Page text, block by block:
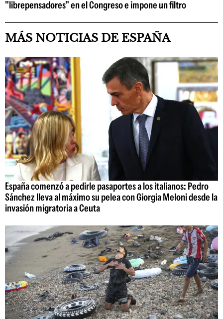
"librepensadores" en el Congreso e impone un filtro
MÁS NOTICIAS DE ESPAÑA
España comenzó a pedirle pasaportes a los italianos: Pedro
Sánchez lleva al máximo su pelea con Giorgia Meloni desde la
invasión migratoria a Ceuta